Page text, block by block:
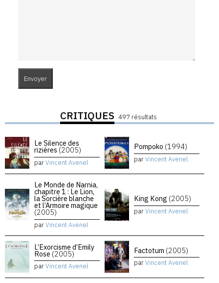
CRITIQUES 497 résultats
Le Silence des
rizières (2005)
parVincent Avenel
Pompoko (1994)
parVincent Avenel
Le Monde de Narnia,
chapitre 1 : Le Lion,
la Sorcière blanche
et l’Armoire magique
(2005)
parVincent Avenel
King Kong (2005)
parVincent Avenel
L’Exorcisme d’Emily
Rose (2005)
parVincent Avenel
Factotum (2005)
parVincent Avenel